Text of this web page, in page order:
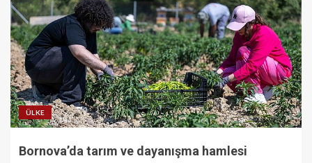
ÜLKE
Bornova’da tarım ve dayanışma hamlesi